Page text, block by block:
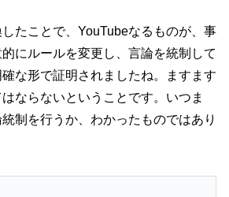
たことで、YouTubeなるものが、事
にルールを変更し、言論を統制して
な形で証明されましたね。ますます
ならないということです。いつま
制を行うか、わかったものではあり